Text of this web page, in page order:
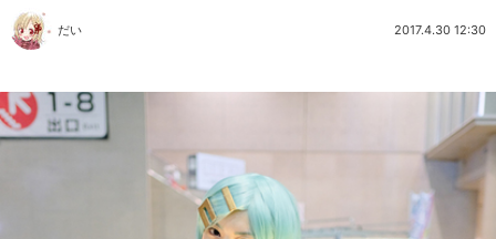
だい 2017.4.30 12:30